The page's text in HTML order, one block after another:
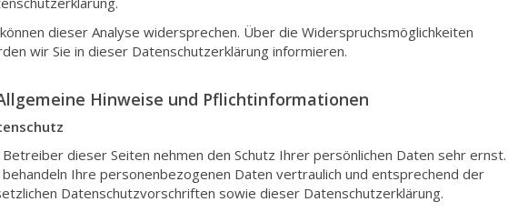
dieser Analyse widersprechen. Über die Widerspruchsmöglichkeiten
wir Sie in dieser Datenschutzerklärung informieren.
Hinweise und Pflichtinformationen
Betreiber dieser Seiten nehmen den Schutz Ihrer persönlichen Daten sehr ernst.
behandeln Ihre personenbezogenen Daten vertraulich und entsprechend der
Datenschutzvorschriften sowie dieser Datenschutzerklärung.